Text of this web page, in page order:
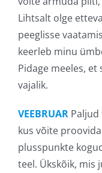
Lihtsalt olge
peeglisse
keerleb minu
Pidage meeles,
vajalik.
VEEBRUAR
kus võite
plusspunkte
teel. Ükskõik, mis